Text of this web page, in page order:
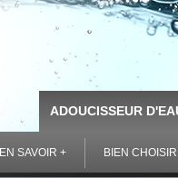
ADOUCISSEUR
EN SAVOIR + BIEN CHOISIR